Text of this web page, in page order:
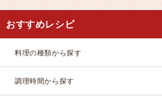
おすすめレシピ
料理の種類から探す
調理時間から探す